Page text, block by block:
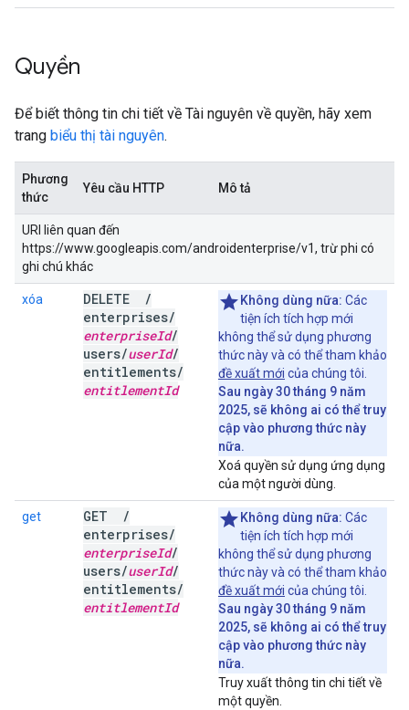
Quyền
Để biết thông tin chi tiết về Tài nguyên về quyền, hãy xem
trang biểu thị tài nguyên.
Phương
thức
Yêu cầu HTTP Mô tả
URI liên quan đến
https://www.googleapis.com/androidenterprise/v1, trừ phi có
ghi chú khác
xóa DELETE
/
enterprises/
enterpriseId/
users/userId/
entitlements/
entitlementId
Không dùng nữa: Các
tiện ích tích hợp mới
không thể sử dụng phương
thức này và có thể tham khảo
đề xuất mới của chúng tôi.
Sau ngày 30 tháng 9 năm
2025, sẽ không ai có thể truy
cập vào phương thức này
nữa.
Xoá quyền sử dụng ứng dụng
của một người dùng.
get GET
/
enterprises/
enterpriseId/
users/userId/
entitlements/
entitlementId
Không dùng nữa: Các
tiện ích tích hợp mới
không thể sử dụng phương
thức này và có thể tham khảo
đề xuất mới của chúng tôi.
Sau ngày 30 tháng 9 năm
2025, sẽ không ai có thể truy
cập vào phương thức này
nữa.
Truy xuất thông tin chi tiết về
một quyền.